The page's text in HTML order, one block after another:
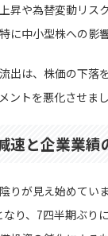
昇や為替変動リス
に中小型株への影
出は、株価の下落
ントを悪化させまし
速と企業業績
りが見え始めてい
り、7四半期ぶり